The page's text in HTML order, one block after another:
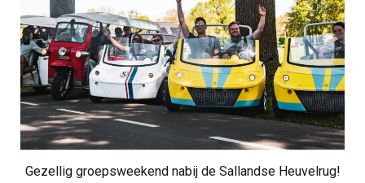
Gezellig groepsweekend nabij de Sallandse Heuvelrug!